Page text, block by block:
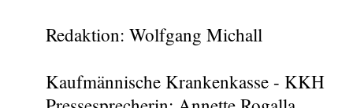
Redaktion: Wolfgang Michall
Kaufmännische Krankenkasse - KKH